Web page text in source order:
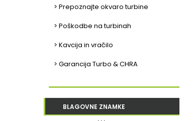
> Prepoznajte okvaro turbine
> Poškodbe na turbinah
> Kavcija in vračilo
> Garancija Turbo & CHRA
BLAGOVNE ZNAMKE